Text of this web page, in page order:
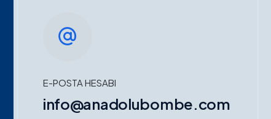
E-POSTA HESABI
info@anadolubombe.com